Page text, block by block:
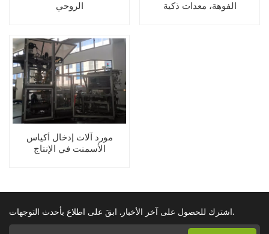
الروحي
الفوهة، معدات ذكية
مورد آلات إدخال أكياس
الأسمنت في الإنتاج
اشترك للحصول على آخر الأخبار. ابقَ على اطلاع بأحدث التوجهات.